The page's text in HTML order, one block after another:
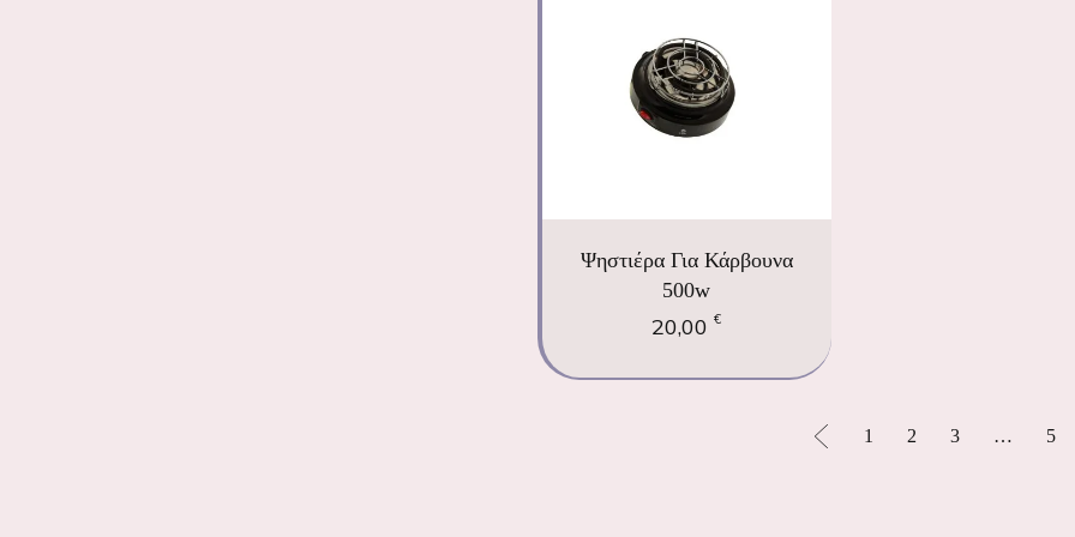
Ψηστιέρα Για Κάρβουνα
500w
20,00€
1 2 3 … 5